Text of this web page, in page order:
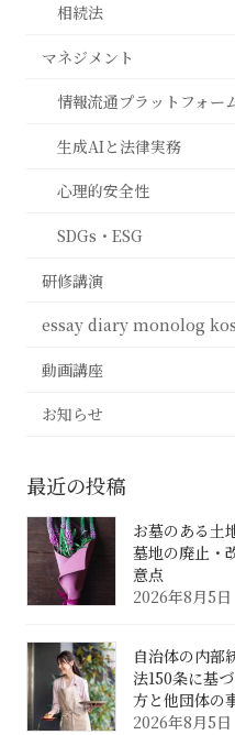
相続法
マネジメント
情報流通プラットフォー
生成AIと法律実務
心理的安全性
SDGs・ESG
研修講演
essay diary monolog
動画講座
お知らせ
最近の投稿
お墓のある土
墓地の廃止・
意点
2026年8月5日
自治体の内部
法150条に基
方と他団体の
2026年8月5日